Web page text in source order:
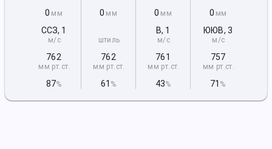
0 мм
ССЗ, 1
м/с
762
мм рт.ст.
87%
0 мм
штиль
762
мм рт.ст.
61 %
0 мм
В, 1
м/с
761
мм рт.ст.
43%
0 мм
ЮЮВ, 3
м/с
757
мм рт.ст.
71 %